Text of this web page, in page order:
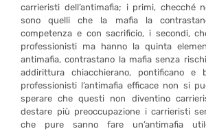
carrieristi dell’antimafia; i primi, checché
sono quelli che la mafia la
competenza e con sacrificio, i secondi,
professionisti ma hanno la quinta
antimafia, contrastano la mafia senza
addirittura chiacchierano, pontificano e
professionisti l’antimafia efficace non si
sperare che questi non diventino
destare più preoccupazione i carrieristi
che pure sanno fare un’antimafia